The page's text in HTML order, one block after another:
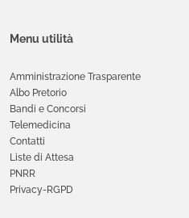
Menu utilità
Amministrazione Trasparente
Albo Pretorio
Bandi e Concorsi
Telemedicina
Contatti
Liste di Attesa
PNRR
Privacy-RGPD